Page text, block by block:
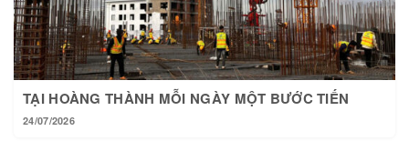
TẠI HOÀNG THÀNH MỖI NGÀY MỘT BƯỚC TIẾN
24/07/2026